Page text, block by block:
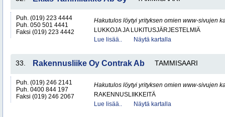
Puh. (019) 223 4444
Puh. 050 501 4441
Faksi (019) 223 4442
Hakutulos löytyi yrityksen omien www-sivujen
LUKKOJA JA LUKITUSJÄRJESTELMIÄ
Lue lisää..
Näytä kartalla
33. Rakennusliike Oy Contrak Ab TAMMISAARI
Puh. (019) 246 2141
Puh. 0400 844 197
Faksi (019) 246 2067
Hakutulos löytyi yrityksen omien www-sivujen
RAKENNUSLIIKKEITÄ
Lue lisää..
Näytä kartalla